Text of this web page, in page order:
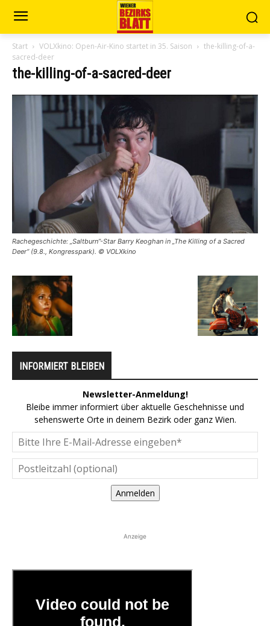
Start VOLXkino: Open-Air-Kino startet in 35. Saison
the-killing-of-a-
sacred-deer
the-killing-of-a-sacred-deer
Rachegeschichte: „Saltburn”-Star Barry Keoghan in „The Killing of a Sacred
Deer“ (9.8., Kongresspark). © VOLXkino
INFORMIERT BLEIBEN
Newsletter-Anmeldung!
Bleibe immer informiert über aktuelle Geschehnisse und
sehenswerte Orte in deinem Bezirk oder ganz Wien.
Anmelden
Anzeige